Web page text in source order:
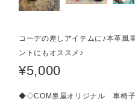
コーデの差しアイテムに♪本革
ントにもオススメ♪
¥5,000
◆◇COM泉屋オリジナル 車椅子